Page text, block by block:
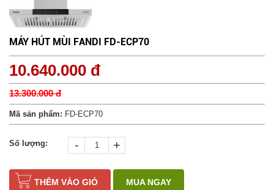
MÁY HÚT MÙI FANDI FD-ECP70
10.640.000 đ
13.300.000 đ
Mã sản phẩm: FD-ECP70
Số lượng: - +
THÊM VÀO GIỎ MUA NGAY